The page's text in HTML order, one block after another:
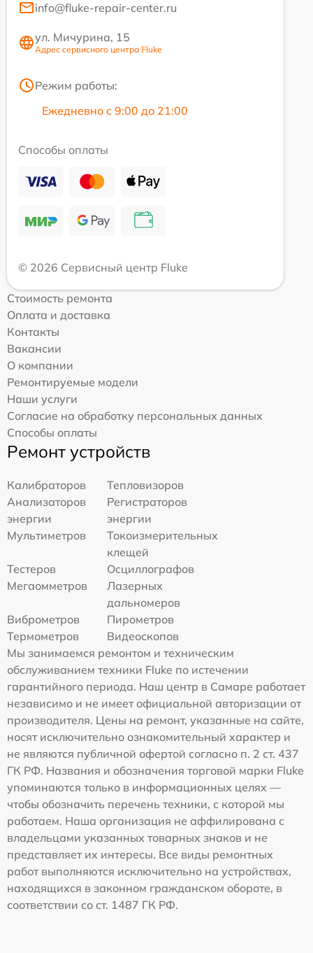
info@fluke-repair-center.ru
ул. Мичурина, 15
Адрес сервисного центра Fluke
Режим работы:
Ежедневно с 9:00 до 21:00
Способы оплаты
© 2026 Сервисный центр Fluke
Стоимость ремонта
Оплата и доставка
Контакты
Вакансии
О компании
Ремонтируемые модели
Наши услуги
Согласие на обработку персональных данных
Способы оплаты
Ремонт устройств
Калибраторов
Тепловизоров
Анализаторов
энергии
Регистраторов
энергии
Мультиметров
Токоизмерительных
клещей
Тестеров
Осциллографов
Мегаомметров
Лазерных
дальномеров
Виброметров
Пирометров
Термометров
Видеоскопов
Мы занимаемся ремонтом и техническим
обслуживанием техники Fluke по истечении
гарантийного периода. Наш центр в Самаре работает
независимо и не имеет официальной авторизации от
производителя. Цены на ремонт, указанные на сайте,
носят исключительно ознакомительный характер и
не являются публичной офертой согласно п. 2 ст. 437
ГК РФ. Названия и обозначения торговой марки Fluke
упоминаются только в информационных целях —
чтобы обозначить перечень техники, с которой мы
работаем. Наша организация не аффилирована с
владельцами указанных товарных знаков и не
представляет их интересы. Все виды ремонтных
работ выполняются исключительно на устройствах,
находящихся в законном гражданском обороте, в
соответствии со ст. 1487 ГК РФ.